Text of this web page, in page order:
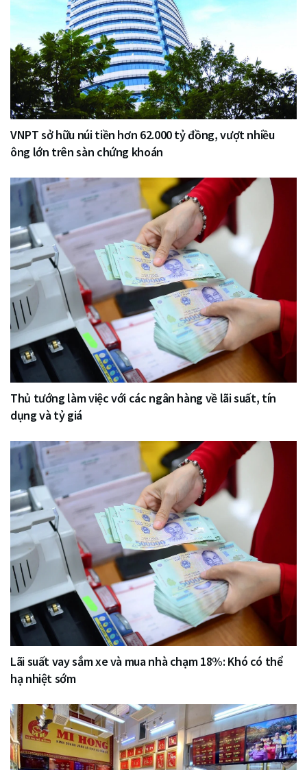
VNPT sở hữu núi tiền hơn 62.000 tỷ đồng, vượt nhiều
ông lớn trên sàn chứng khoán
Thủ tướng làm việc với các ngân hàng về lãi suất, tín
dụng và tỷ giá
Lãi suất vay sắm xe và mua nhà chạm 18%: Khó có thể
hạ nhiệt sớm